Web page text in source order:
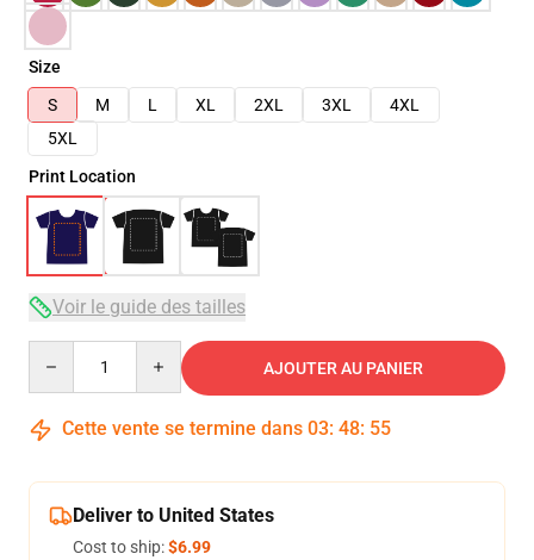
Size
S
M L XL 2XL 3XL
4XL
5XL
Print Location
Voir le guide des tailles
AJOUTER AU PANIER
Cette vente se termine dans 03: 48: 54
Deliver to United States
Cost to ship:$6.99